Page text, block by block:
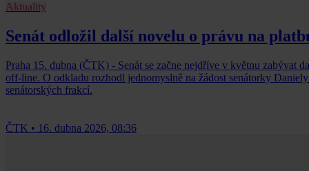
Aktuality
Senát odložil další novelu o právu na
Praha 15. dubna (ČTK) - Senát se začne nejdříve v květnu zabývat
off-line. O odkladu rozhodl jednomyslně na žádost senátorky
senátorských frakcí.
ČTK • 16. dubna 2026, 08:36